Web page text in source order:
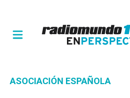
ASOCIACIÓN ESPAÑOLA